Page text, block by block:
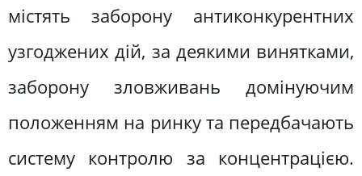
містять заборону антиконкурентних
узгоджених дій, за деякими винятками,
заборону зловживань домінуючим
положенням на ринку та передбачають
систему контролю за концентрацією.